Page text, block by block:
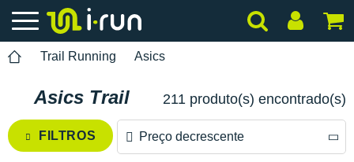
Trail Running Asics
Asics Trail 211 produto(s) encontrado(s)
FILTROS Preço decrescente